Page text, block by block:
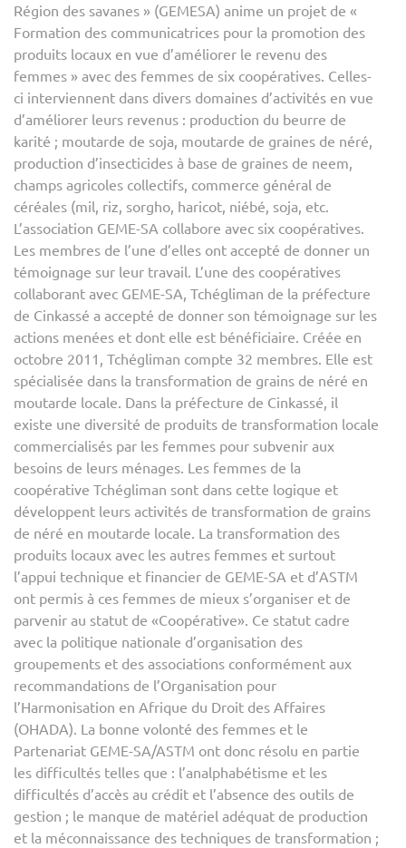
Région des savanes » (GEMESA) anime un projet de «
Formation des communicatrices pour la promotion des
produits locaux en vue d’améliorer le revenu des
femmes » avec des femmes de six coopératives. Celles-
ci interviennent dans divers domaines d’activités en vue
d’améliorer leurs revenus : production du beurre de
karité ; moutarde de soja, moutarde de graines de néré,
production d’insecticides à base de graines de neem,
champs agricoles collectifs, commerce général de
céréales (mil, riz, sorgho, haricot, niébé, soja, etc.
L’association GEME-SA collabore avec six coopératives.
Les membres de l’une d’elles ont accepté de donner un
témoignage sur leur travail. L’une des coopératives
collaborant avec GEME-SA, Tchégliman de la préfecture
de Cinkassé a accepté de donner son témoignage sur les
actions menées et dont elle est bénéficiaire. Créée en
octobre 2011, Tchégliman compte 32 membres. Elle est
spécialisée dans la transformation de grains de néré en
moutarde locale. Dans la préfecture de Cinkassé, il
existe une diversité de produits de transformation locale
commercialisés par les femmes pour subvenir aux
besoins de leurs ménages. Les femmes de la
coopérative Tchégliman sont dans cette logique et
développent leurs activités de transformation de grains
de néré en moutarde locale. La transformation des
produits locaux avec les autres femmes et surtout
l’appui technique et financier de GEME-SA et d’ASTM
ont permis à ces femmes de mieux s’organiser et de
parvenir au statut de «Coopérative». Ce statut cadre
avec la politique nationale d’organisation des
groupements et des associations conformément aux
recommandations de l’Organisation pour
l’Harmonisation en Afrique du Droit des Affaires
(OHADA). La bonne volonté des femmes et le
Partenariat GEME-SA/ASTM ont donc résolu en partie
les difficultés telles que : l’analphabétisme et les
difficultés d’accès au crédit et l’absence des outils de
gestion ; le manque de matériel adéquat de production
et la méconnaissance des techniques de transformation ;